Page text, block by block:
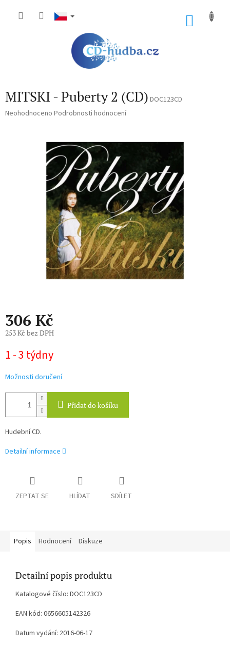
MITSKI - Puberty 2 (CD) DOC123CD
Průměrné
Neohodnoceno Podrobnosti hodnocení
306 Kč
253 Kč bez DPH
cena:
1 - 3 týdny
Možnosti doručení
Přidat do košíku
Hudební CD.
Detailní informace
ZEPTAT SE HLÍDAT SDÍLET
Popis Hodnocení Diskuze
Detailní popis produktu
Katalogové číslo: DOC123CD
EAN kód: 0656605142326
Datum vydání: 2016-06-17